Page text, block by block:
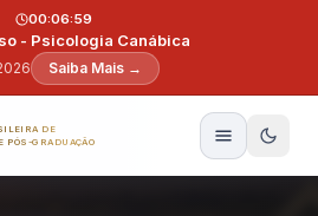
- Psicologia Canábica
00:06:58
Saiba Mais →
DE
PÓS-GRADUAÇÃO